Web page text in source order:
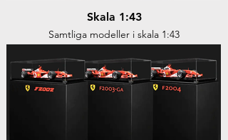
Skala 1:43
Samtliga modeller i skala 1:43